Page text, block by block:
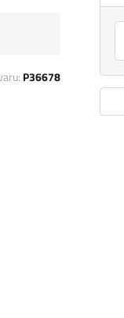
P36678